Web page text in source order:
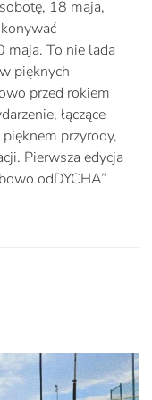
18 maja,
maja. To nie lada
pięknych
przed rokiem
łączące
przyrody,
Pierwsza edycja
odDYCHA”